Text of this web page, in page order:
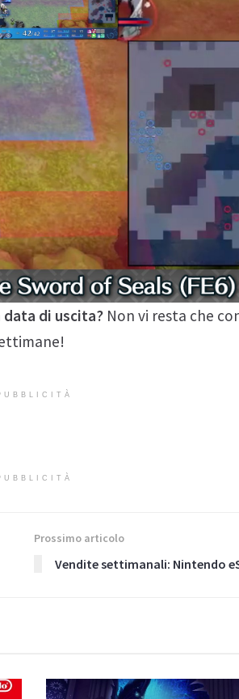
di uscita? Non vi resta che
Prossimo articolo
Vendite settimanali: Nintendo